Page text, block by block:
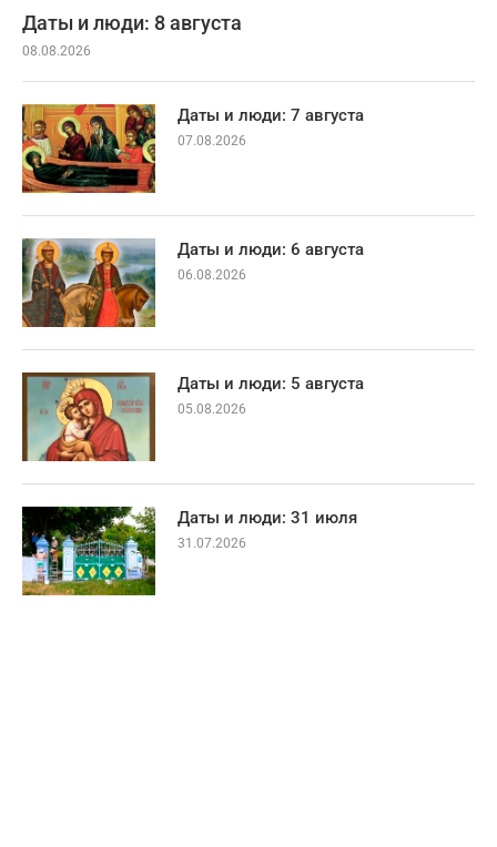
Даты и люди: 8 августа
08.08.2026
Даты и люди: 7 августа
07.08.2026
Даты и люди: 6 августа
06.08.2026
Даты и люди: 5 августа
05.08.2026
Даты и люди: 31 июля
31.07.2026